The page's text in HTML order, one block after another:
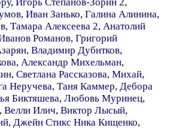
, Иван Занько, Галина Алинина,
, Тамара Алексеева 2, Анатолий
Романов, Григорий
, Владимир Дубнтков,
, Александр Михельман,
, Светлана Рассказова, Михай,
Неручева, Таня Каммер, Дебора
Биктяшева, Любовь Муринец,
, Велли Илич, Виктор Лысый,
, Джейн Стикс Ника Кищенко,